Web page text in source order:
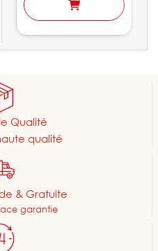
Qualité
qualité
& Gratuite
garantie